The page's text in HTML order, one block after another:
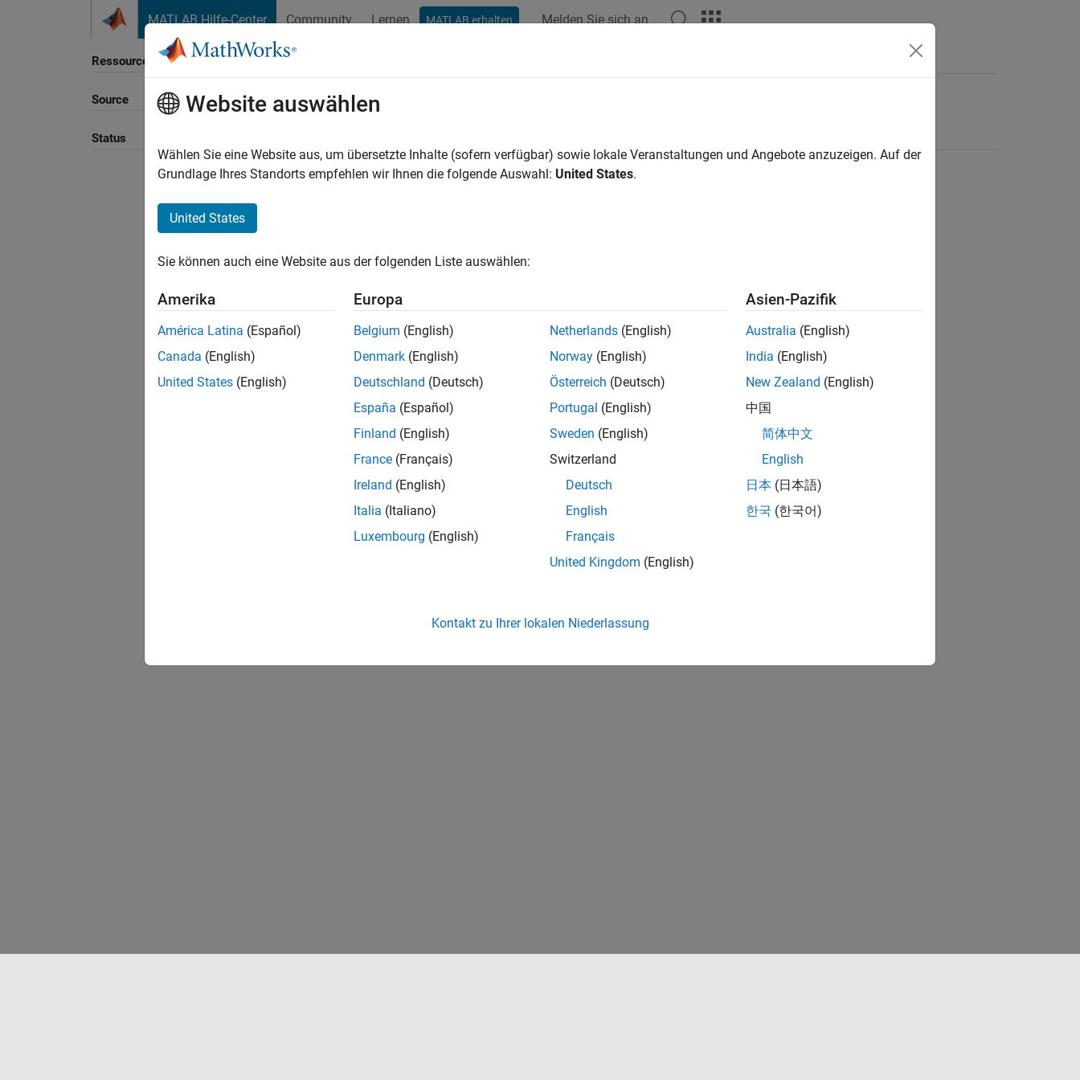
MATLAB Hilfe-Center Community Lernen MATLAB erhalten Melden Sie sich an
Ressource
Source
Status
Sortieren nach
Website auswählen
Wählen Sie eine Website aus, um übersetzte Inhalte (sofern verfügbar) sowie lokale Veranstaltungen und Angebote anzuzeigen. Auf der
Grundlage Ihres Standorts empfehlen wir Ihnen die folgende Auswahl: United States.
United States
Sie können auch eine Website aus der folgenden Liste auswählen:
Amerika
América Latina (Español)
Canada (English)
United States (English)
Europa
Belgium (English)
Denmark (English)
Deutschland (Deutsch)
España (Español)
Finland (English)
France (Français)
Ireland (English)
Italia (Italiano)
Luxembourg (English)
Netherlands (English)
Norway (English)
Österreich (Deutsch)
Portugal (English)
Sweden (English)
Switzerland
Deutsch
English
Français
United Kingdom (English)
Asien-Pazifik
Australia (English)
India (English)
New Zealand (English)
中国
简体中文
English
日本 (日本語)
한국 (한국어)
Kontakt zu Ihrer lokalen Niederlassung